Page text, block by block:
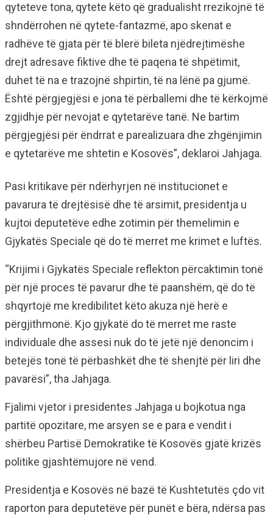
qyteteve tona, qytete këto që gradualisht rrezikojnë të
shndërrohen në qytete-fantazmë, apo skenat e
radhëve të gjata për të blerë bileta njëdrejtimëshe
drejt adresave fiktive dhe të paqena të shpëtimit,
duhet të na e trazojnë shpirtin, të na lënë pa gjumë.
Është përgjegjësi e jona të përballemi dhe të kërkojmë
zgjidhje për nevojat e qytetarëve tanë. Ne bartim
përgjegjësi për ëndrrat e parealizuara dhe zhgënjimin
e qytetarëve me shtetin e Kosovës”, deklaroi Jahjaga.
Pasi kritikave për ndërhyrjen në institucionet e
pavarura të drejtësisë dhe të arsimit, presidentja u
kujtoi deputetëve edhe zotimin për themelimin e
Gjykatës Speciale që do të merret me krimet e luftës.
“Krijimi i Gjykatës Speciale reflekton përcaktimin tonë
për një proces të pavarur dhe të paanshëm, që do të
shqyrtojë me kredibilitet këto akuza një herë e
përgjithmonë. Kjo gjykatë do të merret me raste
individuale dhe assesi nuk do të jetë një denoncim i
betejës tonë të përbashkët dhe të shenjtë për liri dhe
pavarësi”, tha Jahjaga.
Fjalimi vjetor i presidentes Jahjaga u bojkotua nga
partitë opozitare, me arsyen se e para e vendit i
shërbeu Partisë Demokratike të Kosovës gjatë krizës
politike gjashtëmujore në vend.
Presidentja e Kosovës në bazë të Kushtetutës çdo vit
raporton para deputetëve për punët e bëra, ndërsa pas